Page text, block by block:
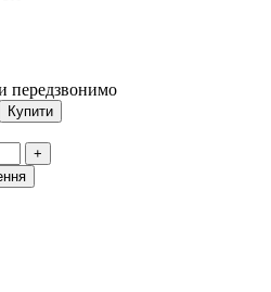
передзвонимо
Купити
+